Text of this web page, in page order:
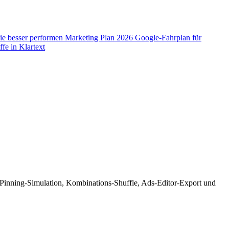
besser performen Marketing Plan 2026 Google-Fahrplan für
in Klartext
Simulation, Kombinations-Shuffle, Ads-Editor-Export und